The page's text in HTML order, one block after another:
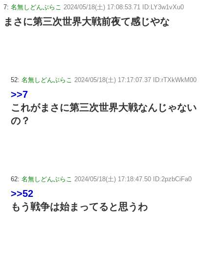
7: 名無しどんぶらこ 2024/05/18(土) 17:08:53.71 ID:LY3w1vXu0
まさに第三次世界大戦前夜て感じやな
52: 名無しどんぶらこ 2024/05/18(土) 17:17:07.37 ID:rTXkWkM00
>>7
これがまさに第三次世界大戦なんじゃない
の？
62: 名無しどんぶらこ 2024/05/18(土) 17:18:47.50 ID:2pzbCiFa0
>>52
もう戦争は始まってると思うわ